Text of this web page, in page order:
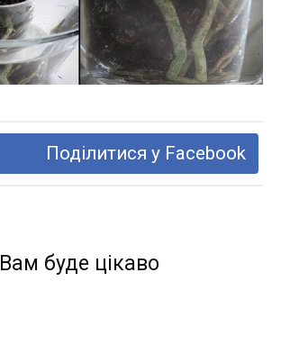
Поділитися у Facebook
Вам буде цікаво